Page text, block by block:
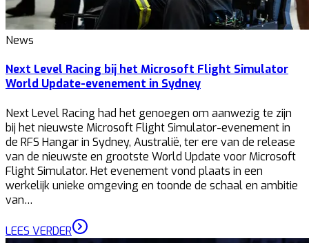
News
Next Level Racing bij het Microsoft Flight Simulator
World Update-evenement in Sydney
Next Level Racing had het genoegen om aanwezig te zijn
bij het nieuwste Microsoft Flight Simulator-evenement in
de RFS Hangar in Sydney, Australië, ter ere van de release
van de nieuwste en grootste World Update voor Microsoft
Flight Simulator. Het evenement vond plaats in een
werkelijk unieke omgeving en toonde de schaal en ambitie
van…
LEES VERDER